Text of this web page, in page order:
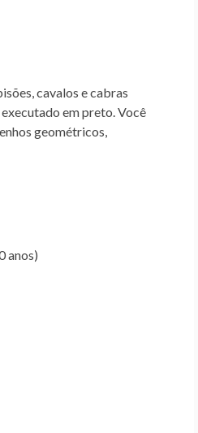
cavalos e cabras
em preto. Você
geométricos,
anos)